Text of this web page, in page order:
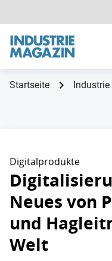
Startseite Industrie
Digitalprodukte
Neues von
und
Welt